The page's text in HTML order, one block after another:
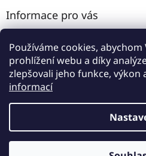
Používáme cookies,
prohlížení webu a díky
zlepšovali jeho funkce, výkon
informací
Informace pro vás
Obchodní podmínky
Podmínky ochrany osobních údajů
Vytvořil